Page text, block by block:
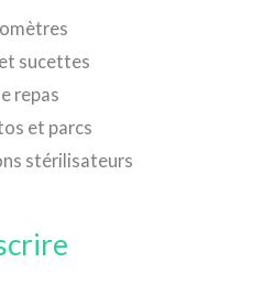
sucettes
repas
et parcs
stérilisateurs